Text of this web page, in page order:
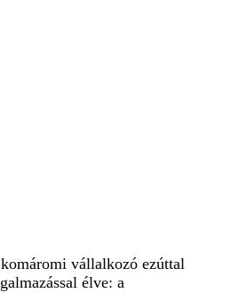
vállalkozó ezúttal
élve: a